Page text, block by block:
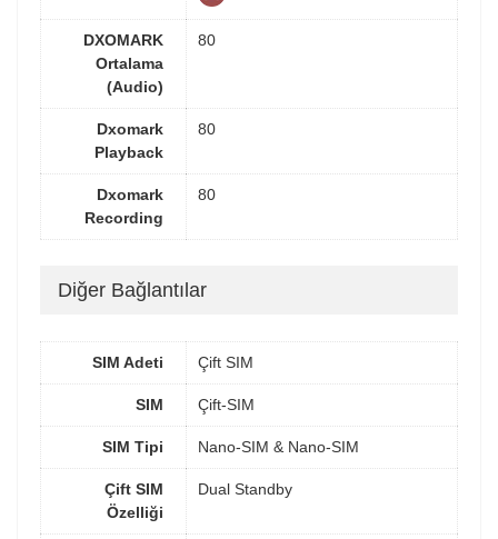
DXOMARK
Ortalama
(Audio)
80
Dxomark
Playback
80
Dxomark
Recording
80
Diğer Bağlantılar
SIM Adeti Çift SIM
SIM Çift-SIM
SIM Tipi Nano-SIM & Nano-SIM
Çift SIM
Özelliği
Dual Standby